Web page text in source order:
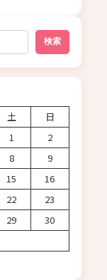
検索
土
日
1
2
8
9
15
16
22
23
29
30